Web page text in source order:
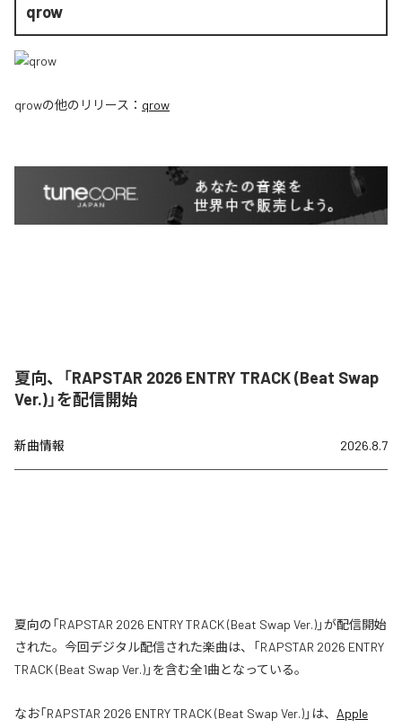
qrow
qrowの他のリリース： qrow
夏向、「RAPSTAR 2026 ENTRY TRACK (Beat Swap
Ver.)」を配信開始
新曲情報 2026.8.7
夏向の「RAPSTAR 2026 ENTRY TRACK (Beat Swap Ver.)」が配信開始
された。今回デジタル配信された楽曲は、「RAPSTAR 2026 ENTRY
TRACK (Beat Swap Ver.)」を含む全1曲となっている。
なお「RAPSTAR 2026 ENTRY TRACK (Beat Swap Ver.)」は、 Apple